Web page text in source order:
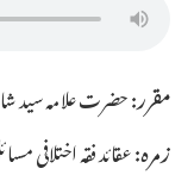
مقرر:حضرت علامہ سید
زمرہ:عقائد فقہ اختلافی